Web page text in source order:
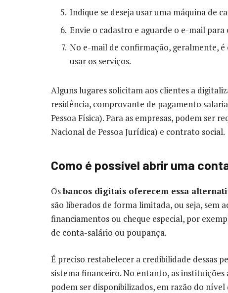
Indique se deseja usar uma máquina de
Envie o cadastro e aguarde o e-mail
No e-mail de confirmação, geralmente,
usar os serviços.
Alguns lugares solicitam aos clientes a
residência, comprovante de pagamento
Pessoa Física). Para as empresas, podem ser
Nacional de Pessoa Jurídica) e contrato social.
Como é possível abrir uma
Osbancos digitais oferecem essa
são liberados de forma limitada, ou seja, sem
financiamentos ou cheque especial, por
de conta-salário ou poupança.
É preciso restabelecer a credibilidade dessas
sistema financeiro. No entanto, as instituições
podem ser disponibilizados, em razão do nível